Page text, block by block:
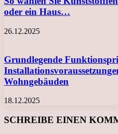
oder ein Haus…
26.12.2025
Grundlegende
Wohngebäuden
18.12.2025
SCHREIBE EINEN